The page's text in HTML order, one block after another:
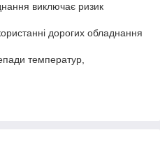
виключає ризик
дорогих обладнання
температур,